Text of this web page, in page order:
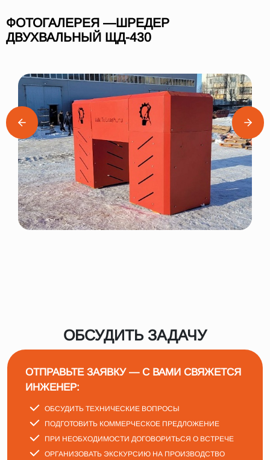
ФОТОГАЛЕРЕЯ —ШРЕДЕР
ДВУХВАЛЬНЫЙ ЩД-430
ОБСУДИТЬ ЗАДАЧУ
ОТПРАВЬТЕ ЗАЯВКУ — С ВАМИ СВЯЖЕТСЯ
ИНЖЕНЕР:
ОБСУДИТЬ ТЕХНИЧЕСКИЕ ВОПРОСЫ
ПОДГОТОВИТЬ КОММЕРЧЕСКОЕ ПРЕДЛОЖЕНИЕ
ПРИ НЕОБХОДИМОСТИ ДОГОВОРИТЬСЯ О ВСТРЕЧЕ
ОРГАНИЗОВАТЬ ЭКСКУРСИЮ НА ПРОИЗВОДСТВО